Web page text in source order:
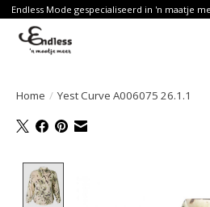
Endless Mode gespecialiseerd in 'n maatje
Home / Yest Curve A006075 26.1.1